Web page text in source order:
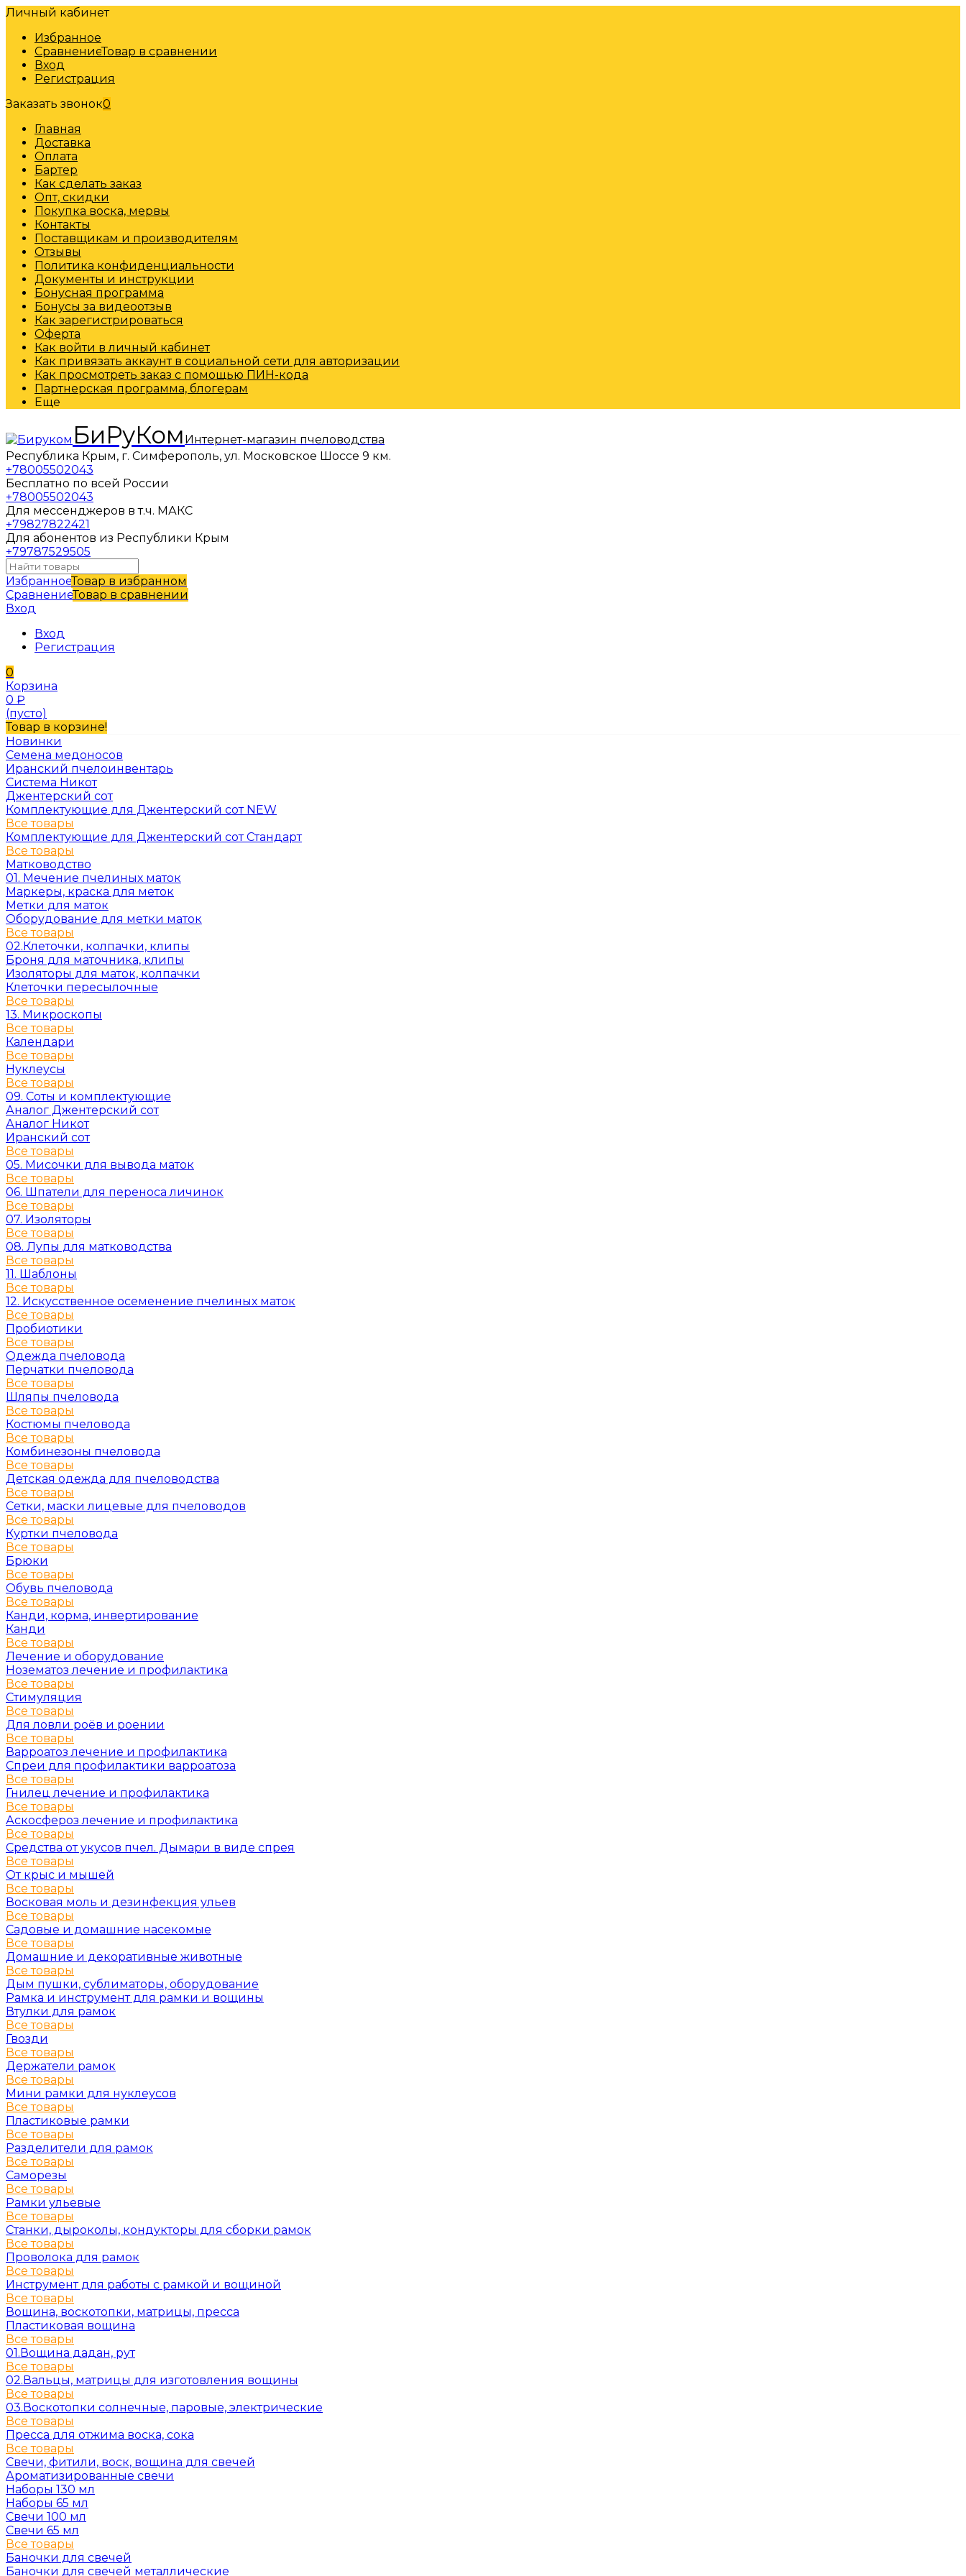
Личный кабинет
Избранное
СравнениеТовар в сравнении
Вход
Регистрация
Заказать звонок0
Главная
Доставка
Оплата
Бартер
Как сделать заказ
Опт, скидки
Покупка воска, мервы
Контакты
Поставщикам и производителям
Отзывы
Политика конфиденциальности
Документы и инструкции
Бонусная программа
Бонусы за видеоотзыв
Как зарегистрироваться
Оферта
Как войти в личный кабинет
Как привязать аккаунт в социальной сети для авторизации
Как просмотреть заказ с помощью ПИН-кода
Партнерская программа, блогерам
Еще
БиРуКом Интернет-магазин пчеловодства
Республика Крым, г. Симферополь, ул. Московское Шоссе 9 км.
+78005502043
Бесплатно по всей России
+78005502043
Для мессенджеров в т.ч. МАКС
+79827822421
Для абонентов из Республики Крым
+79787529505
ИзбранноеТовар в избранном
СравнениеТовар в сравнении
Вход
Вход
Регистрация
0
Корзина
0 ₽
(пусто)
Товар в корзине!
Новинки
Семена медоносов
Иранский пчелоинвентарь
Система Никот
Джентерский сот
Комплектующие для Джентерский сот NEW
Все товары
Комплектующие для Джентерский сот Стандарт
Все товары
Матководство
01. Мечение пчелиных маток
Маркеры, краска для меток
Метки для маток
Оборудование для метки маток
Все товары
02.Клеточки, колпачки, клипы
Броня для маточника, клипы
Изоляторы для маток, колпачки
Клеточки пересылочные
Все товары
13. Микроскопы
Все товары
Календари
Все товары
Нуклеусы
Все товары
09. Соты и комплектующие
Аналог Джентерский сот
Аналог Никот
Иранский сот
Все товары
05. Мисочки для вывода маток
Все товары
06. Шпатели для переноса личинок
Все товары
07. Изоляторы
Все товары
08. Лупы для матководства
Все товары
11. Шаблоны
Все товары
12. Искусственное осеменение пчелиных маток
Все товары
Пробиотики
Все товары
Одежда пчеловода
Перчатки пчеловода
Все товары
Шляпы пчеловода
Все товары
Костюмы пчеловода
Все товары
Комбинезоны пчеловода
Все товары
Детская одежда для пчеловодства
Все товары
Сетки, маски лицевые для пчеловодов
Все товары
Куртки пчеловода
Все товары
Брюки
Все товары
Обувь пчеловода
Все товары
Канди, корма, инвертирование
Канди
Все товары
Лечение и оборудование
Нозематоз лечение и профилактика
Все товары
Стимуляция
Все товары
Для ловли роёв и роении
Все товары
Варроатоз лечение и профилактика
Спреи для профилактики варроатоза
Все товары
Гнилец лечение и профилактика
Все товары
Аскосфероз лечение и профилактика
Все товары
Средства от укусов пчел. Дымари в виде спрея
Все товары
От крыс и мышей
Все товары
Восковая моль и дезинфекция ульев
Все товары
Садовые и домашние насекомые
Все товары
Домашние и декоративные животные
Все товары
Дым пушки, сублиматоры, оборудование
Рамка и инструмент для рамки и вощины
Втулки для рамок
Все товары
Гвозди
Все товары
Держатели рамок
Все товары
Мини рамки для нуклеусов
Все товары
Пластиковые рамки
Все товары
Разделители для рамок
Все товары
Саморезы
Все товары
Рамки ульевые
Все товары
Станки, дыроколы, кондукторы для сборки рамок
Все товары
Проволока для рамок
Все товары
Инструмент для работы с рамкой и вощиной
Все товары
Вощина, воскотопки, матрицы, пресса
Пластиковая вощина
Все товары
01.Вощина дадан, рут
Все товары
02.Вальцы, матрицы для изготовления вощины
Все товары
03.Воскотопки солнечные, паровые, электрические
Все товары
Пресса для отжима воска, сока
Все товары
Свечи, фитили, воск, вощина для свечей
Ароматизированные свечи
Наборы 130 мл
Наборы 65 мл
Свечи 100 мл
Свечи 65 мл
Все товары
Баночки для свечей
Баночки для свечей металлические